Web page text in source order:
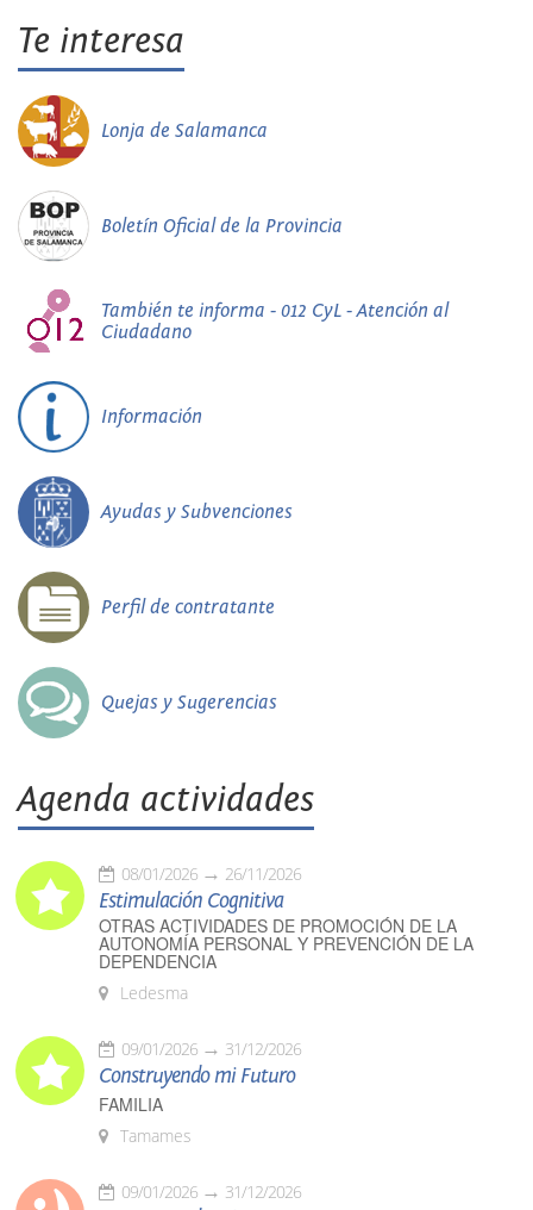
Te interesa
Lonja de Salamanca
Boletín Oficial de la Provincia
También te informa - 012 CyL - Atención al
Ciudadano
Información
Ayudas y Subvenciones
Perfil de contratante
Quejas y Sugerencias
Agenda actividades
08/01/2026 26/11/2026
Estimulación Cognitiva
OTRAS ACTIVIDADES DE PROMOCIÓN DE LA
AUTONOMÍA PERSONAL Y PREVENCIÓN DE LA
DEPENDENCIA
Ledesma
09/01/2026 31/12/2026
Construyendo mi Futuro
FAMILIA
Tamames
09/01/2026 31/12/2026